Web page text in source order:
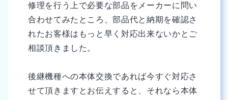
修理を行う上で必要な部品をメーカーに問い
合わせてみたところ、部品代と納期を確認さ
れたお客様はもっと早く対応出来ないかとご
相談頂きました。
後継機種への本体交換であれば今すぐ対応さ
せて頂きますとお伝えすると、それなら本体